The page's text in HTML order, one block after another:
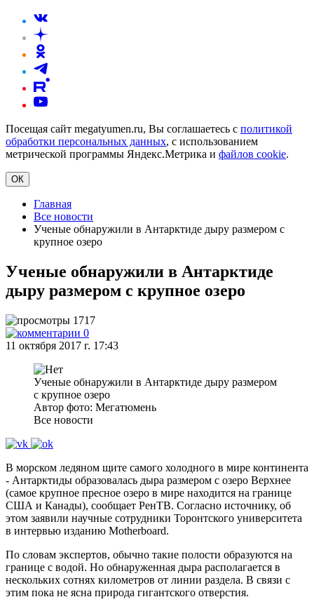
Посещая сайт megatyumen.ru, Вы соглашаетесь с политикой
обработки персональных данных, с использованием
метрической программы Яндекс.Метрика и файлов cookie.
ОК
Главная
Все новости
Ученые обнаружили в Антарктиде дыру размером с
крупное озеро
Ученые обнаружили в Антарктиде
дыру размером с крупное озеро
1717
0
11 октября 2017 г. 17:43
Ученые обнаружили в Антарктиде дыру размером
с крупное озеро
Автор фото: Мегатюмень
Все новости
В морском ледяном щите самого холодного в мире континента
- Антарктиды образовалась дыра размером с озеро Верхнее
(самое крупное пресное озеро в мире находится на границе
США и Канады), сообщает РенТВ. Согласно источнику, об
этом заявили научные сотрудники Торонтского университета
в интервью изданию Motherboard.
По словам экспертов, обычно такие полости образуются на
границе с водой. Но обнаруженная дыра располагается в
нескольких сотнях километров от линии раздела. В связи с
этим пока не ясна природа гигантского отверстия.